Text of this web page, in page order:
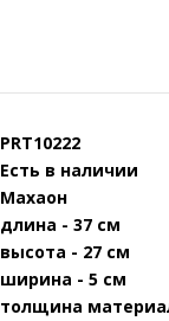
PRT10222
Есть в наличии
Махаон
длина - 37 см
высота - 27 см
ширина - 5 см
толщина